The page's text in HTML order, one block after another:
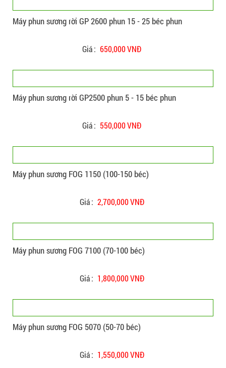
Máy phun sương rời GP 2600 phun 15 - 25 béc phun
Giá : 650,000 VNĐ
Máy phun sương rời GP2500 phun 5 - 15 béc phun
Giá : 550,000 VNĐ
Máy phun sương FOG 1150 (100-150 béc)
Giá : 2,700,000 VNĐ
Máy phun sương FOG 7100 (70-100 béc)
Giá : 1,800,000 VNĐ
Máy phun sương FOG 5070 (50-70 béc)
Giá : 1,550,000 VNĐ